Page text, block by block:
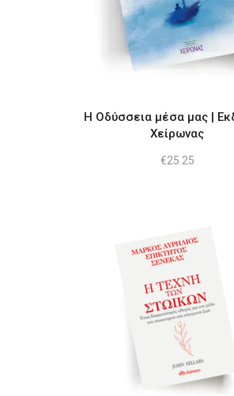
Η Οδύσσεια μέσα μας |
Χείρωνας
€25.25